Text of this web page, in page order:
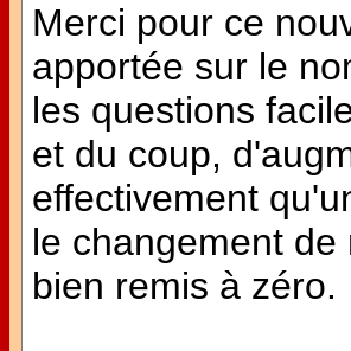
Merci pour ce
apportée sur le
les questions
et du coup,
effectivement
le changement
bien remis à zéro.